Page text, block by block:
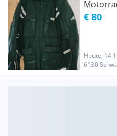
€ 80
Heute,
6130